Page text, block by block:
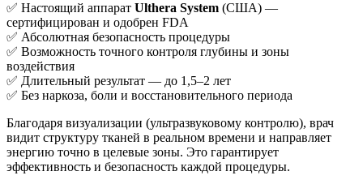
✅ Настоящий аппарат Ulthera System (США) —
сертифицирован и одобрен FDA
✅ Абсолютная безопасность процедуры
✅ Возможность точного контроля глубины и зоны
воздействия
✅ Длительный результат — до 1,5–2 лет
✅ Без наркоза, боли и восстановительного периода
Благодаря визуализации (ультразвуковому контролю), врач
видит структуру тканей в реальном времени и направляет
энергию точно в целевые зоны. Это гарантирует
эффективность и безопасность каждой процедуры.